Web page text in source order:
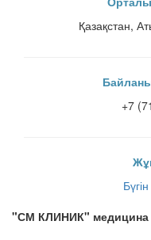
Қазақстан,
+7
"СМ КЛИНИК" медицина